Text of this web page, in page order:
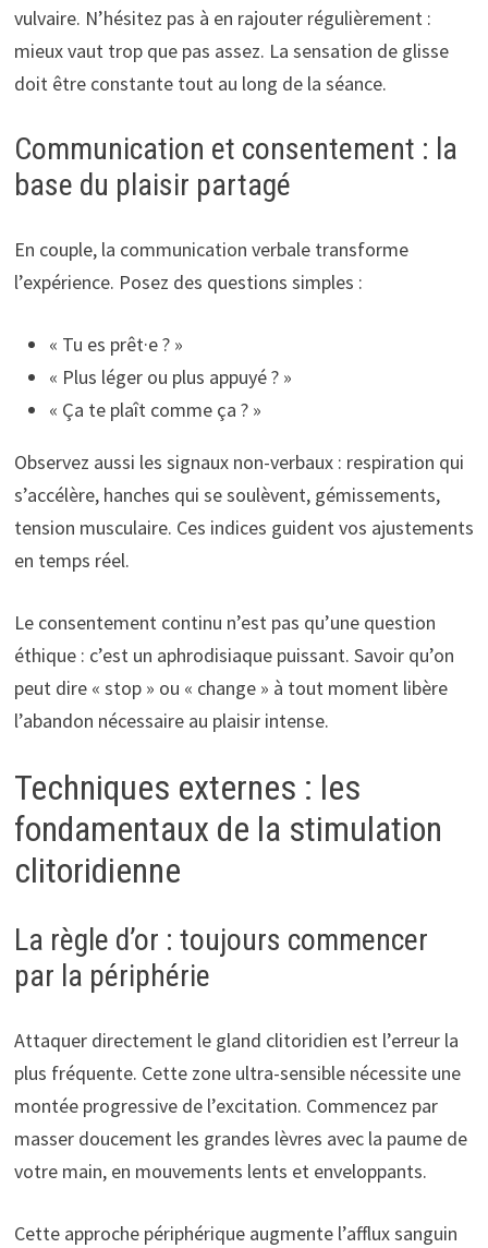
vulvaire. N’hésitez pas à en rajouter régulièrement :
mieux vaut trop que pas assez. La sensation de glisse
doit être constante tout au long de la séance.
Communication et consentement : la
base du plaisir partagé
En couple, la communication verbale transforme
l’expérience. Posez des questions simples :
« Tu es prêt·e ? »
« Plus léger ou plus appuyé ? »
« Ça te plaît comme ça ? »
Observez aussi les signaux non-verbaux : respiration qui
s’accélère, hanches qui se soulèvent, gémissements,
tension musculaire. Ces indices guident vos ajustements
en temps réel.
Le consentement continu n’est pas qu’une question
éthique : c’est un aphrodisiaque puissant. Savoir qu’on
peut dire « stop » ou « change » à tout moment libère
l’abandon nécessaire au plaisir intense.
Techniques externes : les
fondamentaux de la stimulation
clitoridienne
La règle d’or : toujours commencer
par la périphérie
Attaquer directement le gland clitoridien est l’erreur la
plus fréquente. Cette zone ultra-sensible nécessite une
montée progressive de l’excitation. Commencez par
masser doucement les grandes lèvres avec la paume de
votre main, en mouvements lents et enveloppants.
Cette approche périphérique augmente l’afflux sanguin